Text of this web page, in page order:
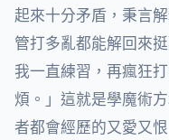
起來十分矛盾，秉言
管打多亂都能解回來
我一直練習，再瘋狂
煩。」這就是學魔術
者都會經歷的又愛又恨